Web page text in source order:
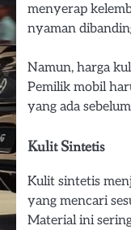
menyerap
nyaman
Namun, harga
Pemilik mobil
yang ada
Kulit Sintetis
Kulit sintetis
yang mencari
Material ini